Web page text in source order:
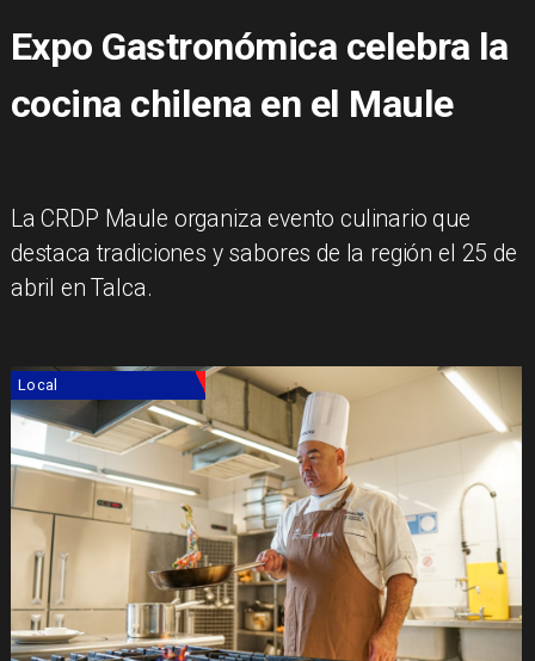
Expo Gastronómica celebra la
cocina chilena en el Maule
La CRDP Maule organiza evento culinario que
destaca tradiciones y sabores de la región el 25 de
abril en Talca.
Local